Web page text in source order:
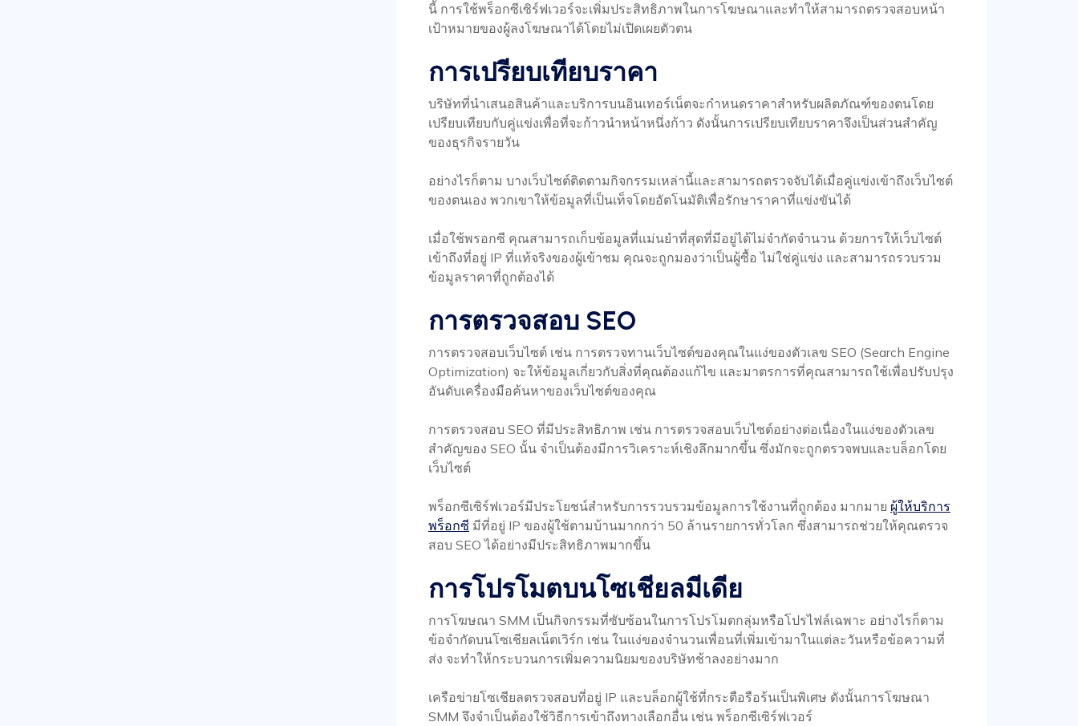
นี้ การใช้พร็อกซีเซิร์ฟเวอร์จะเพิ่มประสิทธิภาพในการโฆษณาและทำให้สามารถตรวจสอบหน้า
เป้าหมายของผู้ลงโฆษณาได้โดยไม่เปิดเผยตัวตน
การเปรียบเทียบราคา
บริษัทที่นำเสนอสินค้าและบริการบนอินเทอร์เน็ตจะกำหนดราคาสำหรับผลิตภัณฑ์ของตนโดย
เปรียบเทียบกับคู่แข่งเพื่อที่จะก้าวนำหน้าหนึ่งก้าว ดังนั้นการเปรียบเทียบราคาจึงเป็นส่วนสำคัญ
ของธุรกิจรายวัน
อย่างไรก็ตาม บางเว็บไซต์ติดตามกิจกรรมเหล่านี้และสามารถตรวจจับได้เมื่อคู่แข่งเข้าถึงเว็บไซต์
ของตนเอง พวกเขาให้ข้อมูลที่เป็นเท็จโดยอัตโนมัติเพื่อรักษาราคาที่แข่งขันได้
เมื่อใช้พรอกซี คุณสามารถเก็บข้อมูลที่แม่นยำที่สุดที่มีอยู่ได้ไม่จำกัดจำนวน ด้วยการให้เว็บไซต์
เข้าถึงที่อยู่ IP ที่แท้จริงของผู้เข้าชม คุณจะถูกมองว่าเป็นผู้ซื้อ ไม่ใช่คู่แข่ง และสามารถรวบรวม
ข้อมูลราคาที่ถูกต้องได้
การตรวจสอบ SEO
การตรวจสอบเว็บไซต์ เช่น การตรวจทานเว็บไซต์ของคุณในแง่ของตัวเลข SEO (Search Engine
Optimization) จะให้ข้อมูลเกี่ยวกับสิ่งที่คุณต้องแก้ไข และมาตรการที่คุณสามารถใช้เพื่อปรับปรุง
อันดับเครื่องมือค้นหาของเว็บไซต์ของคุณ
การตรวจสอบ SEO ที่มีประสิทธิภาพ เช่น การตรวจสอบเว็บไซต์อย่างต่อเนื่องในแง่ของตัวเลข
สำคัญของ SEO นั้น จำเป็นต้องมีการวิเคราะห์เชิงลึกมากขึ้น ซึ่งมักจะถูกตรวจพบและบล็อกโดย
เว็บไซต์
พร็อกซีเซิร์ฟเวอร์มีประโยชน์สำหรับการรวบรวมข้อมูลการใช้งานที่ถูกต้อง มากมาย ผู้ให้บริการ
พร็อกซี มีที่อยู่ IP ของผู้ใช้ตามบ้านมากกว่า 50 ล้านรายการทั่วโลก ซึ่งสามารถช่วยให้คุณตรวจ
สอบ SEO ได้อย่างมีประสิทธิภาพมากขึ้น
การโปรโมตบนโซเชียลมีเดีย
การโฆษณา SMM เป็นกิจกรรมที่ซับซ้อนในการโปรโมตกลุ่มหรือโปรไฟล์เฉพาะ อย่างไรก็ตาม
ข้อจำกัดบนโซเชียลเน็ตเวิร์ก เช่น ในแง่ของจำนวนเพื่อนที่เพิ่มเข้ามาในแต่ละวันหรือข้อความที่
ส่ง จะทำให้กระบวนการเพิ่มความนิยมของบริษัทช้าลงอย่างมาก
เครือข่ายโซเชียลตรวจสอบที่อยู่ IP และบล็อกผู้ใช้ที่กระตือรือร้นเป็นพิเศษ ดังนั้นการโฆษณา
SMM จึงจำเป็นต้องใช้วิธีการเข้าถึงทางเลือกอื่น เช่น พร็อกซีเซิร์ฟเวอร์